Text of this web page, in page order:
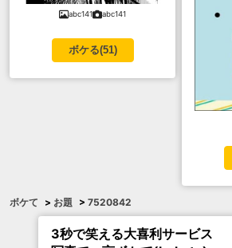
abc141 abc141
ボケる(51)
ボケて > お題 > 7520842
3秒で笑える大喜利サービス